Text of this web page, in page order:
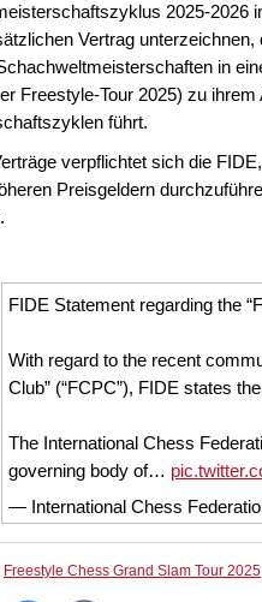
2025-2026
Vertrag
in
Freestyle-Tour 2025) zu
führt.
verpflichtet sich die
Preisgeldern
FIDE Statement regarding the
With regard to the recent
Club” (“FCPC”), FIDE states
The International Chess
governing body of…
— International Chess
Freestyle Chess Grand Slam Tour 2025